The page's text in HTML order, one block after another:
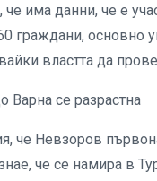
има данни, че е
граждани, основно
властта да
Варна се разрастна
че Невзоров
че се намира в